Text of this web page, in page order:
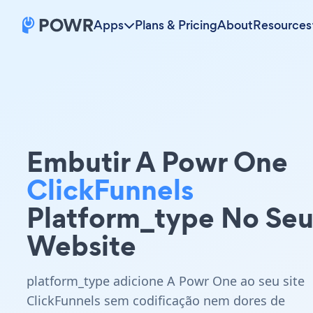
Apps Plans & PricingAboutResources
Embutir A Powr One
ClickFunnels
Platform_type No Seu
Website
platform_type adicione A Powr One ao seu site
ClickFunnels sem codificação nem dores de